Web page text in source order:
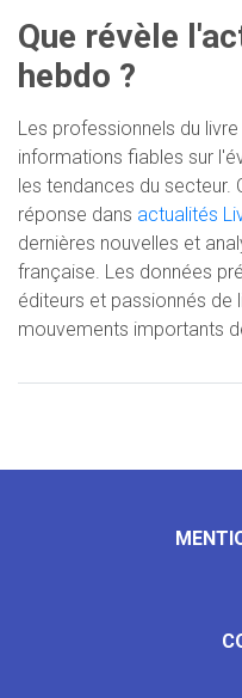
Que révèle
hebdo ?
Les professionnels du
informations fiables sur
les tendances du secteur.
réponse dans actualités
dernières nouvelles et
française. Les données
éditeurs et passionnés de
mouvements importants